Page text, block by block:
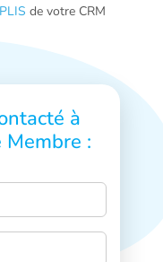
à
Membre :
de votre CRM